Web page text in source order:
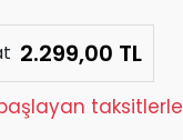
2.299,00 TL
başlayan taksitlerle